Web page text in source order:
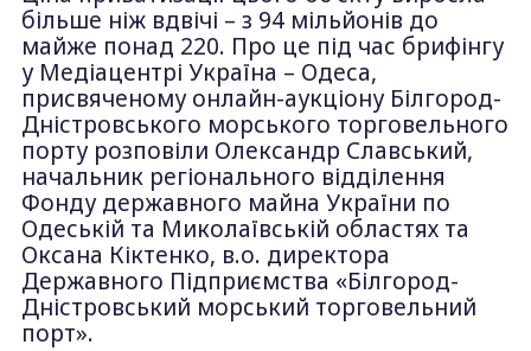
більше ніж вдвічі – з 94 мільйонів до
майже понад 220. Про це під час брифінгу
у Медіацентрі Україна – Одеса,
присвяченому онлайн-аукціону Білгород-
Дністровського морського торговельного
порту розповіли Олександр Славський,
начальник регіонального відділення
Фонду державного майна України по
Одеській та Миколаївській областях та
Оксана Кіктенко, в.о. директора
Державного Підприємства «Білгород-
Дністровський морський торговельний
порт».